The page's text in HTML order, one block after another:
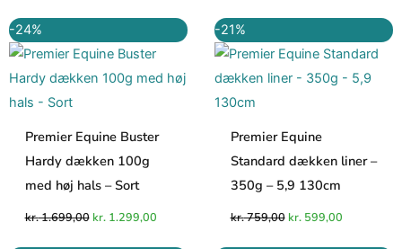
-24%
Premier Equine Buster
Hardy dækken 100g
med høj hals – Sort
kr.1.699,00
oprindelige
pris
kr. 1.699,00.
kr.1.299,00
Den
aktuelle
pris
kr. 1.299,00.
-21%
Premier Equine
Standard dækken liner –
350g – 5,9 130cm
kr.759,00
oprindelige
pris
kr. 759,00.
kr.599,00
aktuelle
pris
kr. 599,00.